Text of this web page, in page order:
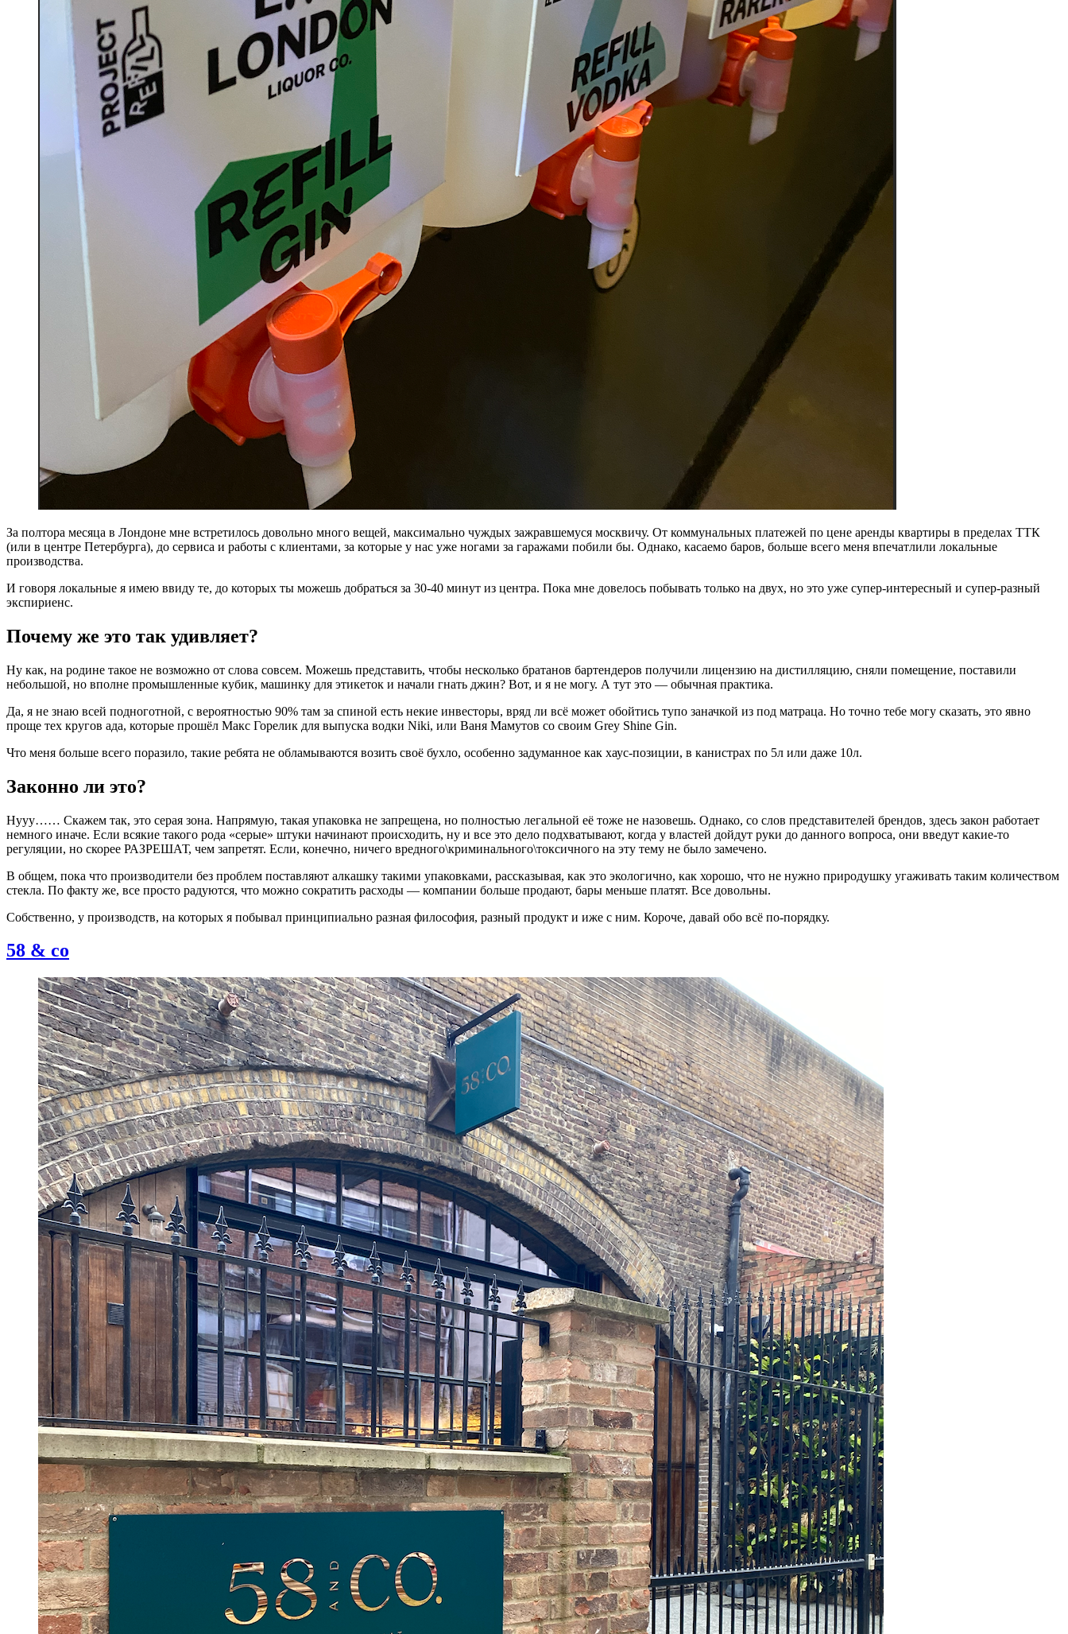
За полтора месяца в Лондоне мне встретилось довольно много вещей, максимально чуждых зажравшемуся москвичу. От коммунальных платежей по цене аренды квартиры в пределах ТТК
(или в центре Петербурга), до сервиса и работы с клиентами, за которые у нас уже ногами за гаражами побили бы. Однако, касаемо баров, больше всего меня впечатлили локальные
производства.
И говоря локальные я имею ввиду те, до которых ты можешь добраться за 30-40 минут из центра. Пока мне довелось побывать только на двух, но это уже супер-интересный и супер-разный
экспириенс.
Почему же это так удивляет?
Ну как, на родине такое не возможно от слова совсем. Можешь представить, чтобы несколько братанов бартендеров получили лицензию на дистилляцию, сняли помещение, поставили
небольшой, но вполне промышленные кубик, машинку для этикеток и начали гнать джин? Вот, и я не могу. А тут это — обычная практика.
Да, я не знаю всей подноготной, с вероятностью 90% там за спиной есть некие инвесторы, вряд ли всё может обойтись тупо заначкой из под матраца. Но точно тебе могу сказать, это явно
проще тех кругов ада, которые прошёл Макс Горелик для выпуска водки Niki, или Ваня Мамутов со своим Grey Shine Gin.
Что меня больше всего поразило, такие ребята не обламываются возить своё бухло, особенно задуманное как хаус-позиции, в канистрах по 5л или даже 10л.
Законно ли это?
Нууу…… Скажем так, это серая зона. Напрямую, такая упаковка не запрещена, но полностью легальной её тоже не назовешь. Однако, со слов представителей брендов, здесь закон работает
немного иначе. Если всякие такого рода «серые» штуки начинают происходить, ну и все это дело подхватывают, когда у властей дойдут руки до данного вопроса, они введут какие-то
регуляции, но скорее РАЗРЕШАТ, чем запретят. Если, конечно, ничего вредного\криминального\токсичного на эту тему не было замечено.
В общем, пока что производители без проблем поставляют алкашку такими упаковками, рассказывая, как это экологично, как хорошо, что не нужно природушку угаживать таким количеством
стекла. По факту же, все просто радуются, что можно сократить расходы — компании больше продают, бары меньше платят. Все довольны.
Собственно, у производств, на которых я побывал принципиально разная философия, разный продукт и иже с ним. Короче, давай обо всё по-порядку.
58 & co